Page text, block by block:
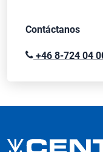
Contáctanos
+46 8-724 04